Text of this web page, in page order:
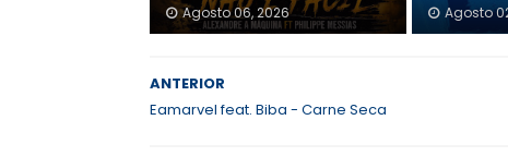
Agosto 06, 2026 Agosto
ANTERIOR
Eamarvel feat. Biba - Carne Seca